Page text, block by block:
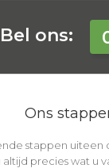
Bel ons:
Ons
stappen
precies wat u